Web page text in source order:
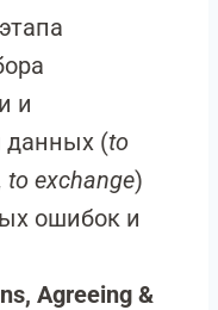
и
данных (to
to exchange)
ошибок и
Agreeing &